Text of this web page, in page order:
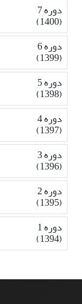
دوره 7
(1400)
دوره 6
(1399)
دوره 5
(1398)
دوره 4
(1397)
دوره 3
(1396)
دوره 2
(1395)
دوره 1
(1394)